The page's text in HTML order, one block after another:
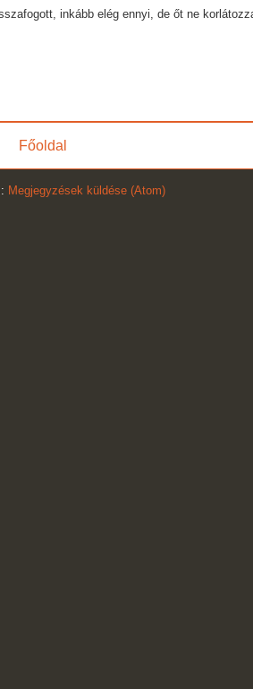
inkább elég ennyi, de őt ne
Főoldal
Megjegyzések küldése (Atom)